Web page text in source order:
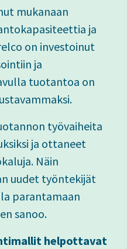
mukanaan
ja
on investoinut
ja
tuotantoa on
työvaiheita
ja ottaneet
Näin
uudet työntekijät
parantamaan
sanoo.
helpottavat